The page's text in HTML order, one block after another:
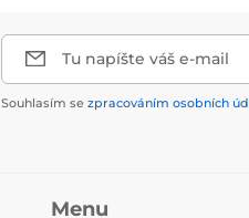
Tu napíšte váš e-mail
Souhlasím se zpracováním osobních
Menu